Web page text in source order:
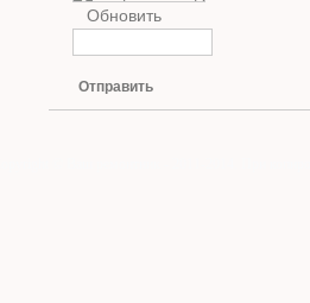
Обновить
Отправить